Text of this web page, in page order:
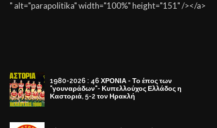
" alt="parapolitika" width="100%" height="151" /></a>
1980-2026 : 46 ΧΡΟΝΙΑ - Το έπος των
"γουναράδων"- Κυπελλούχος Ελλάδος η
Καστοριά, 5-2 τον Ηρακλή